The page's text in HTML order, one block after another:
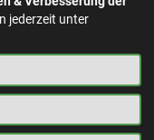
NACH OBEN
jederzeit unter